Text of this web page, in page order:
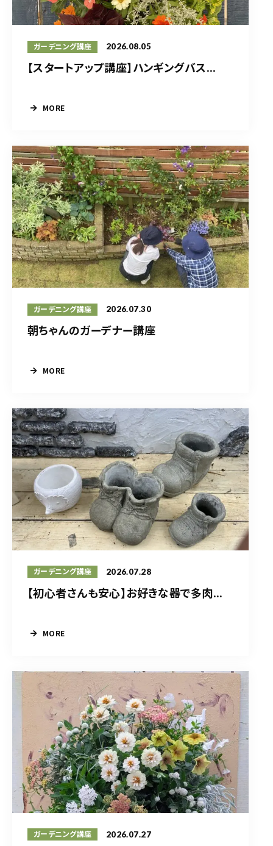
ガーデニング講座 2026.08.05
【スタートアップ講座】ハンギングバス...
MORE
ガーデニング講座 2026.07.30
朝ちゃんのガーデナー講座
MORE
ガーデニング講座 2026.07.28
【初心者さんも安心】お好きな器で多肉...
MORE
ガーデニング講座 2026.07.27